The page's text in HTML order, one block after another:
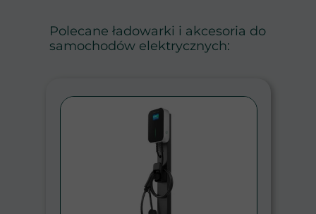
Polecane ładowarki i akcesoria do
samochodów elektrycznych: